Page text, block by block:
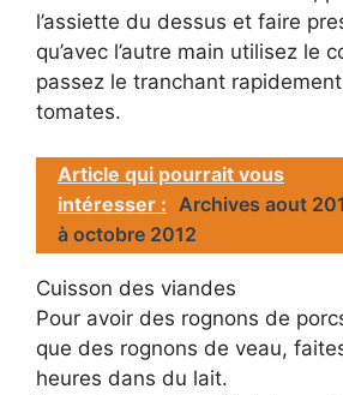
l’assiette du dessus et faire
qu’avec l’autre main utilisez le
passez le tranchant
tomates.
Article qui pourrait vous
intéresser : Archives aout
à octobre 2012
Cuisson des viandes
Pour avoir des rognons de
que des rognons de veau,
heures dans du lait.